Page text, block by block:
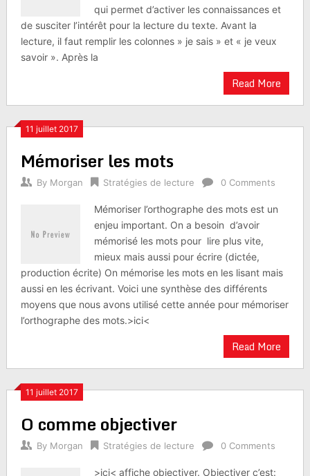
qui permet d’activer les connaissances et
de susciter l’intérêt pour la lecture du texte. Avant la
lecture, il faut remplir les colonnes » je sais » et « je veux
savoir ». Après la
Read More
11 juillet 2017
Mémoriser les mots
By Morgan Stratégies de lecture 0 Comments
Mémoriser l’orthographe des mots est un
enjeu important. On a besoin d’avoir
mémorisé les mots pour lire plus vite,
mieux mais aussi pour écrire (dictée,
production écrite) On mémorise les mots en les lisant mais
aussi en les écrivant. Voici une synthèse des différents
moyens que nous avons utilisé cette année pour mémoriser
l’orthographe des mots.>ici<
Read More
11 juillet 2017
O comme objectiver
By Morgan Stratégies de lecture 0 Comments
>ici< affiche objectiver. Objectiver c’est: